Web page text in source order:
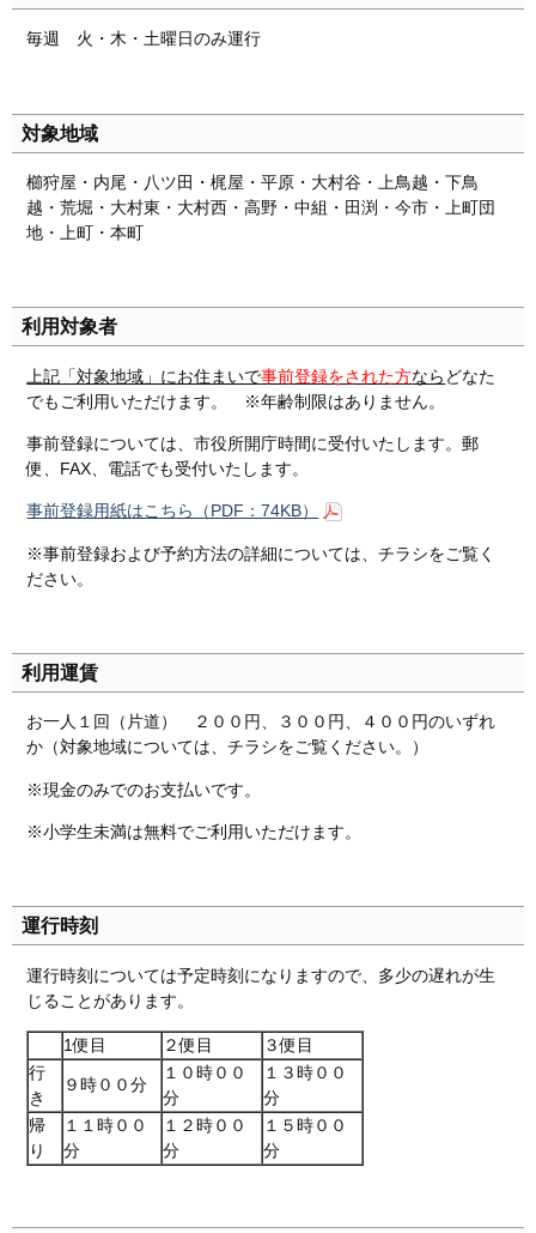
毎週 火・木・土曜日のみ運行
対象地域
櫛狩屋・内尾・八ツ田・梶屋・平原・大村谷・上鳥越・下鳥
越・荒堀・大村東・大村西・高野・中組・田渕・今市・上町団
地・上町・本町
利用対象者
上記「対象地域」にお住まいで事前登録をされた方なら どなた
でもご利用いただけます。 ※年齢制限はありません。
事前登録については、市役所開庁時間に受付いたします。郵
便、FAX、電話でも受付いたします。
事前登録用紙はこちら（PDF：74KB）
※事前登録および予約方法の詳細については、チラシをご覧く
ださい。
利用運賃
お一人１回（片道） ２００円、３００円、４００円のいずれ
か（対象地域については、チラシをご覧ください。）
※現金のみでのお支払いです。
※小学生未満は無料でご利用いただけます。
運行時刻
運行時刻については予定時刻になりますので、多少の遅れが生
じることがあります。
1便目 ２便目
３便目
行
き
９時００分
１０時００
分
１３時００
分
帰
り
１１時００
分
１２時００
分
１５時００
分